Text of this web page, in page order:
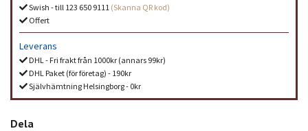
Swish - till 123 650 9111 (Skanna QR kod)
Offert
Leverans
DHL - Fri frakt från 1000kr (annars 99kr)
DHL Paket (för företag) - 190kr
Självhämtning Helsingborg - 0kr
Dela